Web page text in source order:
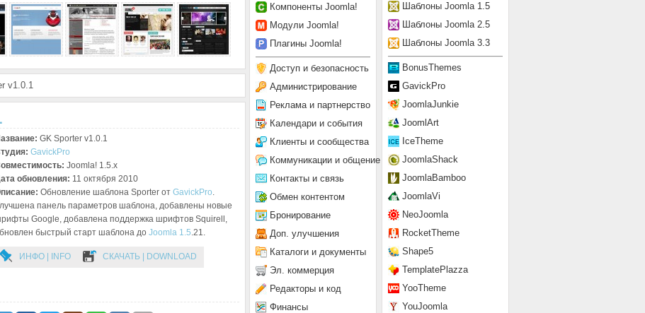
v1.0.1
GK Sporter v1.0.1
GavickPro
Joomla! 1.5.x
обновления: 11 октября 2010
Обновление шаблона Sporter от GavickPro.
панель параметров шаблона, добавлены новые
Google, добавлена поддержка шрифтов Squirell,
быстрый старт шаблона до Joomla 1.5.21.
ИНФО | INFO СКАЧАТЬ | DOWNLOAD
Шаблоны Joomla 1.5
Шаблоны Joomla 2.5
Шаблоны Joomla 3.3
BonusThemes
GavickPro
JoomlaJunkie
JoomlArt
IceTheme
JoomlaShack
JoomlaBamboo
JoomlaVi
NeoJoomla
RocketTheme
Shape5
TemplatePlazza
YooTheme
YouJoomla
Компоненты Joomla!
Модули Joomla!
Плагины Joomla!
Доступ и безопасность
Администрирование
Реклама и партнерство
Календари и события
Клиенты и сообщества
Коммуникации и общение
Контакты и связь
Обмен контентом
Бронирование
Доп. улучшения
Каталоги и документы
Эл. коммерция
Редакторы и код
Финансы